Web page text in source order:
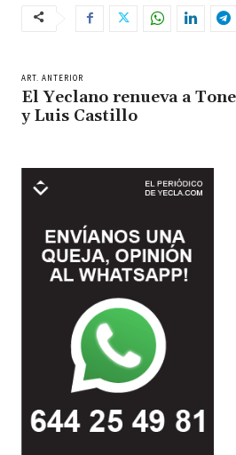
ART. ANTERIOR
El Yeclano renueva a
y Luis Castillo